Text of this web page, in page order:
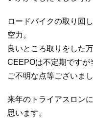
ロードバイクの取り回
空力。
良いところ取りをした
CEEPOは不定期ですが
ご不明な点等ございま
来年のトライアスロン
思います。